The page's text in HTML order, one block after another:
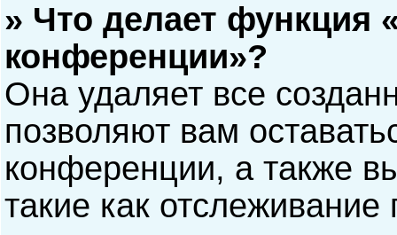
» Что делает функция
конференции»?
Она удаляет все
позволяют вам
конференции, а также
такие как